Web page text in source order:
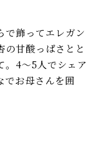
で飾ってエレガン
の甘酸っぱさとと
。4～5人でシェア
でお母さんを囲